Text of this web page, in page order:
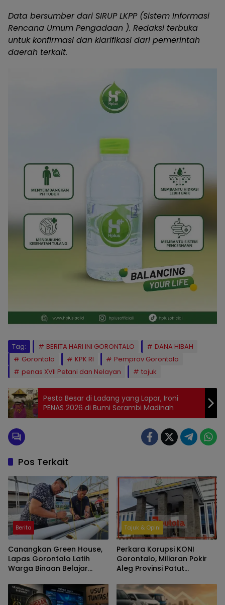
Data bersumber dari SIRUP LKPP (Sistem Informasi
Rencana Umum Pengadaan ). Redaksi terbuka
untuk konfirmasi dan klarifikasi dari pemerintah
daerah terkait.
Tag: BERITA HARI INI GORONTALO
DANA HIBAH
Gorontalo
KPK RI
Pemprov Gorontalo
penas XVII Petani dan Nelayan
tajuk
Pesta Besar di Ladang yang Lapar, Ironi
PENAS 2026 di Bumi Serambi Madinah
Pos Terkait
Berita
Canangkan Green House,
Lapas Gorontalo Latih
Warga Binaan Belajar
Tajuk & Opini
Perkara Korupsi KONI
Gorontalo, Miliaran Pokir
Aleg Provinsi Patut